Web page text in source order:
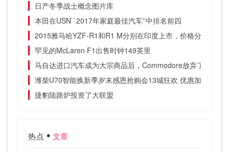
日产冬季战士概念图片库
本田在USN``2017年家庭最佳汽车''中排名前四
2015雅马哈YZF-R1和R1 M分别在印度上市，价格分别为
罕见的McLaren F1出售时钟149英里
马自达进口汽车成为大宗商品后，Commodore放弃了15年的
潍柴U70智能换新季岁末感恩抢购会13城狂欢 优惠加码 订单
捷豹陆路炉投资了大联盟
热点 文章